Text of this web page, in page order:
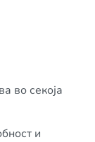
во секоја
и